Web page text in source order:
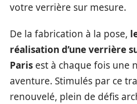
votre verrière sur mesure.
De la fabrication à la pose,
réalisation d’une verrière
Paris est à chaque fois une
aventure. Stimulés par ce
renouvelé, plein de défis